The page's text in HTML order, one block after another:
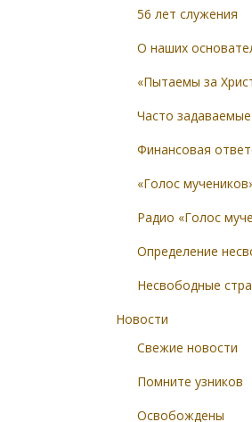
56 лет служения
О наших
«Пытаемы за
Часто
Финансовая
«Голос
Радио «Голос
Определение
Несвободные
Новости
Свежие новости
Помните узников
Освобождены